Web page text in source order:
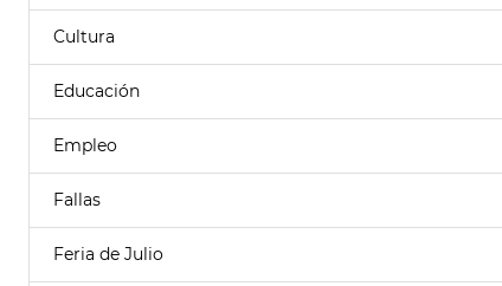
Cultura
Educación
Empleo
Fallas
Feria de Julio